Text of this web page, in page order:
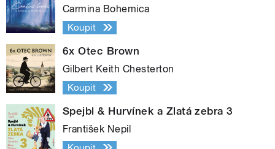
Carmina Bohemica
Koupit
6x Otec Brown
Gilbert Keith Chesterton
Koupit
Spejbl & Hurvínek a Zlatá zebra 3
František Nepil